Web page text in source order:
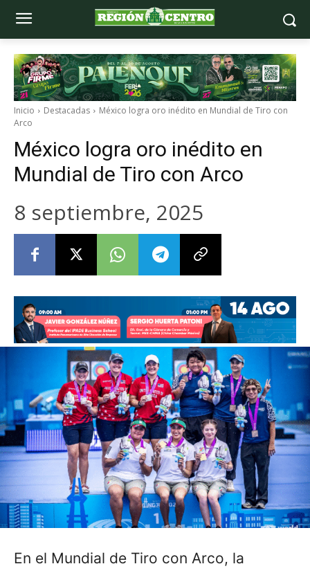
Inicio Destacadas
México logra oro inédito en Mundial de Tiro con
Arco
México logra oro inédito en
Mundial de Tiro con Arco
8 septiembre, 2025
En el Mundial de Tiro con Arco, la